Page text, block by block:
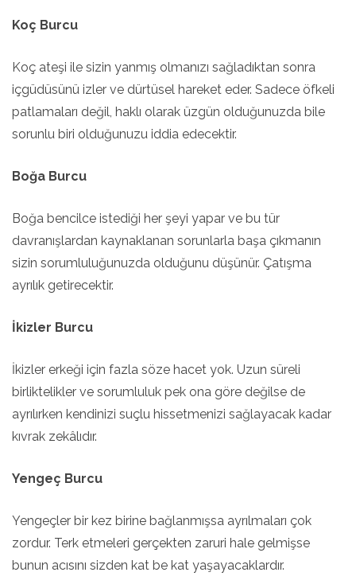
Koç Burcu
Koç ateşi ile sizin yanmış olmanızı sağladıktan sonra
içgüdüsünü izler ve dürtüsel hareket eder. Sadece öfkeli
patlamaları değil, haklı olarak üzgün olduğunuzda bile
sorunlu biri olduğunuzu iddia edecektir.
Boğa Burcu
Boğa bencilce istediği her şeyi yapar ve bu tür
davranışlardan kaynaklanan sorunlarla başa çıkmanın
sizin sorumluluğunuzda olduğunu düşünür. Çatışma
ayrılık getirecektir.
İkizler Burcu
İkizler erkeği için fazla söze hacet yok. Uzun süreli
birliktelikler ve sorumluluk pek ona göre değilse de
ayrılırken kendinizi suçlu hissetmenizi sağlayacak kadar
kıvrak zekâlıdır.
Yengeç Burcu
Yengeçler bir kez birine bağlanmışsa ayrılmaları çok
zordur. Terk etmeleri gerçekten zaruri hale gelmişse
bunun acısını sizden kat be kat yaşayacaklardır.